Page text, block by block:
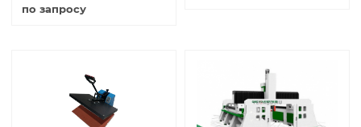
по запросу